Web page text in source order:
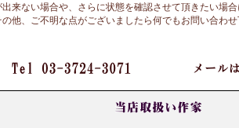
来ない場合や、さらに状態を確認させて頂きたい場
他、ご不明な点がございましたら何でもお問い合わ